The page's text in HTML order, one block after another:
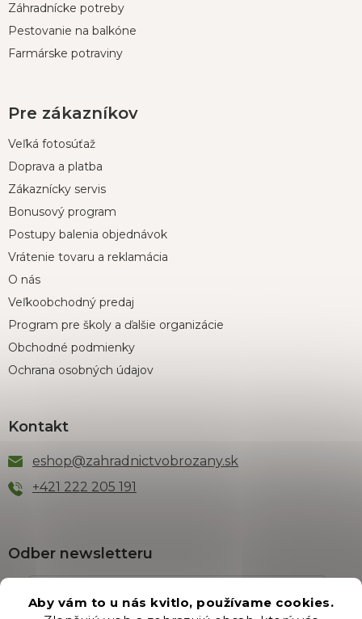
Aby vám to u nás kvitlo, používame cookies.
Záhradnícke potreby
Pestovanie na balkóne
Farmárske potraviny
Pre zákazníkov
Veľká fotosúťaž
Doprava a platba
Zákaznícky servis
Bonusový program
Postupy balenia objednávok
Vrátenie tovaru a reklamácia
O nás
Veľkoobchodný predaj
Program pre školy a ďalšie organizácie
Obchodné podmienky
Ochrana osobných údajov
Kontakt
eshop@zahradnictvobrozany.sk
+421 222 205 191
Odber newsletteru